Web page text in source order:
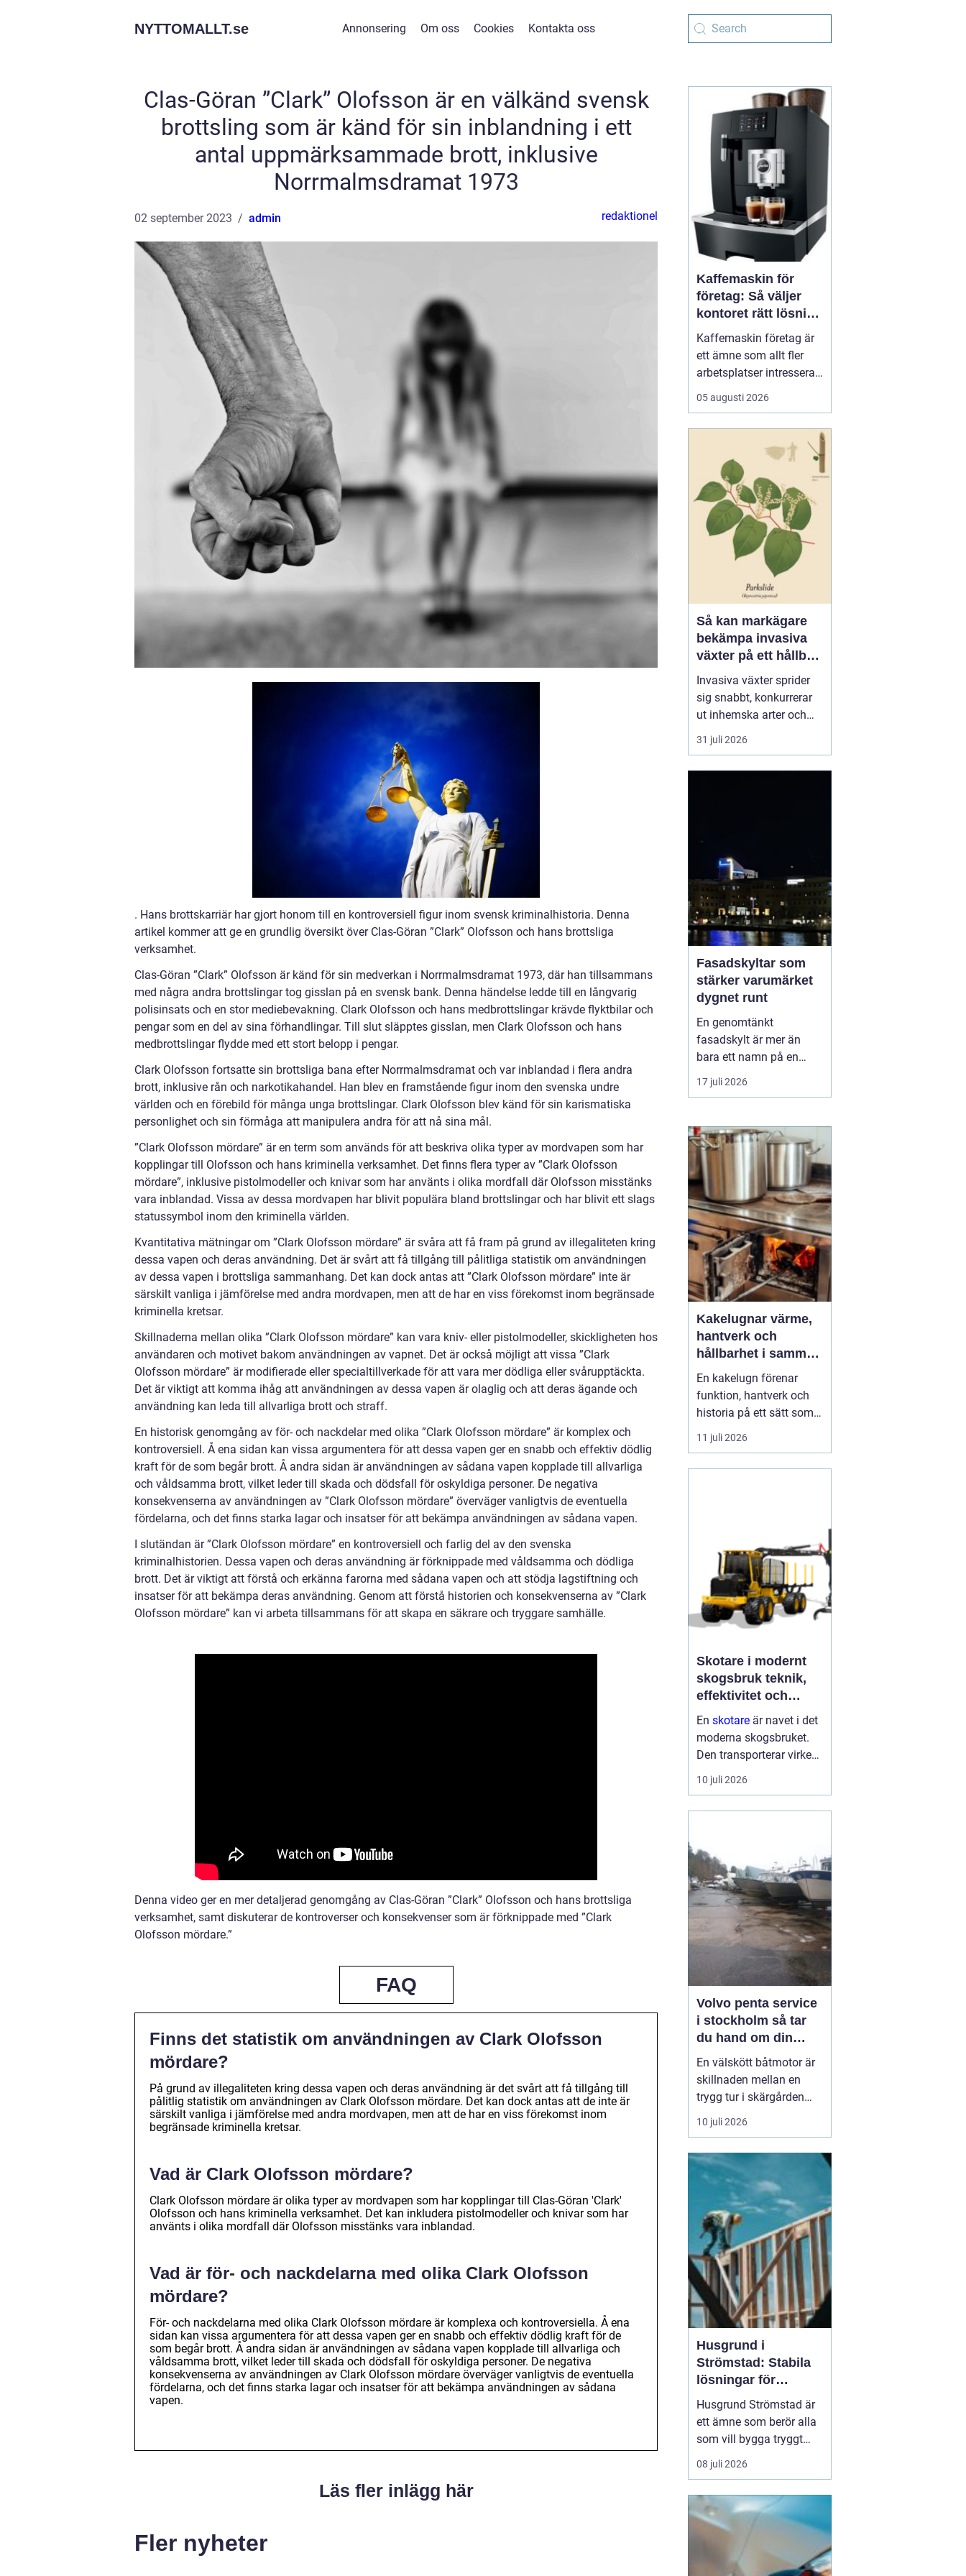
NYTTOMALLT.se Annonsering Om oss Cookies Kontakta oss
Clas-Göran ”Clark” Olofsson är en välkänd svensk
brottsling som är känd för sin inblandning i ett
antal uppmärksammade brott, inklusive
Norrmalmsdramat 1973
02 september 2023 admin redaktionel
. Hans brottskarriär har gjort honom till en kontroversiell figur inom svensk kriminalhistoria. Denna
artikel kommer att ge en grundlig översikt över Clas-Göran ”Clark” Olofsson och hans brottsliga
verksamhet.
Clas-Göran ”Clark” Olofsson är känd för sin medverkan i Norrmalmsdramat 1973, där han tillsammans
med några andra brottslingar tog gisslan på en svensk bank. Denna händelse ledde till en långvarig
polisinsats och en stor mediebevakning. Clark Olofsson och hans medbrottslingar krävde flyktbilar och
pengar som en del av sina förhandlingar. Till slut släpptes gisslan, men Clark Olofsson och hans
medbrottslingar flydde med ett stort belopp i pengar.
Clark Olofsson fortsatte sin brottsliga bana efter Norrmalmsdramat och var inblandad i flera andra
brott, inklusive rån och narkotikahandel. Han blev en framstående figur inom den svenska undre
världen och en förebild för många unga brottslingar. Clark Olofsson blev känd för sin karismatiska
personlighet och sin förmåga att manipulera andra för att nå sina mål.
”Clark Olofsson mördare” är en term som används för att beskriva olika typer av mordvapen som har
kopplingar till Olofsson och hans kriminella verksamhet. Det finns flera typer av ”Clark Olofsson
mördare”, inklusive pistolmodeller och knivar som har använts i olika mordfall där Olofsson misstänks
vara inblandad. Vissa av dessa mordvapen har blivit populära bland brottslingar och har blivit ett slags
statussymbol inom den kriminella världen.
Kvantitativa mätningar om ”Clark Olofsson mördare” är svåra att få fram på grund av illegaliteten kring
dessa vapen och deras användning. Det är svårt att få tillgång till pålitliga statistik om användningen
av dessa vapen i brottsliga sammanhang. Det kan dock antas att ”Clark Olofsson mördare” inte är
särskilt vanliga i jämförelse med andra mordvapen, men att de har en viss förekomst inom begränsade
kriminella kretsar.
Skillnaderna mellan olika ”Clark Olofsson mördare” kan vara kniv- eller pistolmodeller, skickligheten hos
användaren och motivet bakom användningen av vapnet. Det är också möjligt att vissa ”Clark
Olofsson mördare” är modifierade eller specialtillverkade för att vara mer dödliga eller svårupptäckta.
Det är viktigt att komma ihåg att användningen av dessa vapen är olaglig och att deras ägande och
användning kan leda till allvarliga brott och straff.
En historisk genomgång av för- och nackdelar med olika ”Clark Olofsson mördare” är komplex och
kontroversiell. Å ena sidan kan vissa argumentera för att dessa vapen ger en snabb och effektiv dödlig
kraft för de som begår brott. Å andra sidan är användningen av sådana vapen kopplade till allvarliga
och våldsamma brott, vilket leder till skada och dödsfall för oskyldiga personer. De negativa
konsekvenserna av användningen av ”Clark Olofsson mördare” överväger vanligtvis de eventuella
fördelarna, och det finns starka lagar och insatser för att bekämpa användningen av sådana vapen.
I slutändan är ”Clark Olofsson mördare” en kontroversiell och farlig del av den svenska
kriminalhistorien. Dessa vapen och deras användning är förknippade med våldsamma och dödliga
brott. Det är viktigt att förstå och erkänna farorna med sådana vapen och att stödja lagstiftning och
insatser för att bekämpa deras användning. Genom att förstå historien och konsekvenserna av ”Clark
Olofsson mördare” kan vi arbeta tillsammans för att skapa en säkrare och tryggare samhälle.
Denna video ger en mer detaljerad genomgång av Clas-Göran ”Clark” Olofsson och hans brottsliga
verksamhet, samt diskuterar de kontroverser och konsekvenser som är förknippade med ”Clark
Olofsson mördare.”
FAQ
Finns det statistik om användningen av Clark Olofsson
mördare?
På grund av illegaliteten kring dessa vapen och deras användning är det svårt att få tillgång till
pålitlig statistik om användningen av Clark Olofsson mördare. Det kan dock antas att de inte är
särskilt vanliga i jämförelse med andra mordvapen, men att de har en viss förekomst inom
begränsade kriminella kretsar.
Vad är Clark Olofsson mördare?
Clark Olofsson mördare är olika typer av mordvapen som har kopplingar till Clas-Göran 'Clark'
Olofsson och hans kriminella verksamhet. Det kan inkludera pistolmodeller och knivar som har
använts i olika mordfall där Olofsson misstänks vara inblandad.
Vad är för- och nackdelarna med olika Clark Olofsson
mördare?
För- och nackdelarna med olika Clark Olofsson mördare är komplexa och kontroversiella. Å ena
sidan kan vissa argumentera för att dessa vapen ger en snabb och effektiv dödlig kraft för de
som begår brott. Å andra sidan är användningen av sådana vapen kopplade till allvarliga och
våldsamma brott, vilket leder till skada och dödsfall för oskyldiga personer. De negativa
konsekvenserna av användningen av Clark Olofsson mördare överväger vanligtvis de eventuella
fördelarna, och det finns starka lagar och insatser för att bekämpa användningen av sådana
vapen.
Läs fler inlägg här
Fler nyheter
Kaffemaskin för
företag: Så väljer
kontoret rätt lösning
för kaffe på jobbet
Kaffemaskin företag är
ett ämne som allt fler
arbetsplatser intresserar
sig för när de vill höja
trivsel och effektivitet på
arbetsdagen, och många
medarbetare up...
05 augusti 2026
Så kan markägare
bekämpa invasiva
växter på ett hållbart
sätt
Invasiva växter sprider
sig snabbt, konkurrerar
ut inhemska arter och
kan på sikt förändra hela
ekosystem. De orsakar
man ska agera, utan
hu...
31 juli 2026
Fasadskyltar som
stärker varumärket
dygnet runt
En genomtänkt
fasadskylt är mer än
bara ett namn på en
vägg. Den fungerar som
företagets ansikte utåt,
signalerar kvalitet innan
någon ens har klivit
innanför dörren. F&o...
17 juli 2026
Kakelugnar värme,
hantverk och
hållbarhet i samma
eldstad
En kakelugn förenar
funktion, hantverk och
historia på ett sätt som
få andra
inredningsdetaljer gör.
energikostnader. I en tid
där många söker...
11 juli 2026
Skotare i modernt
skogsbruk teknik,
effektivitet och
hållbarhet
En skotare är navet i det
moderna skogsbruket.
Den transporterar virke
från avverkningsplatsen
till bilväg eller
förhållanden. Rä...
10 juli 2026
Volvo penta service
i stockholm så tar
du hand om din
båtmotor på rätt sätt
En välskött båtmotor är
skillnaden mellan en
trygg tur i skärgården
och en sommar fylld av
ofrivilliga stopp. Många
Stockholmsområdet
använder Volvo Penta,
just eftersom motorerna
är driftsäkra och
anpassade för nordiska
förhållanden. Men ...
10 juli 2026
Husgrund i
Strömstad: Stabila
lösningar för
boende vid kusten
Husgrund Strömstad är
ett ämne som berör alla
som vill bygga tryggt
och långsiktigt nära
havet. Närheten till
och bergig terräng ställer
höga krav på både p...
08 juli 2026